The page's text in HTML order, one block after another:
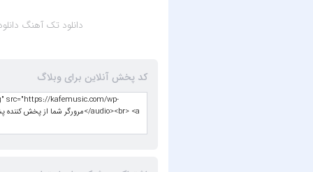
دانلود تک آهنگ
کد پخش آنلاین برای وبلاگ